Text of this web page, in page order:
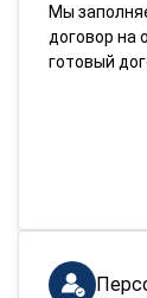
Мы
договор на
готовый